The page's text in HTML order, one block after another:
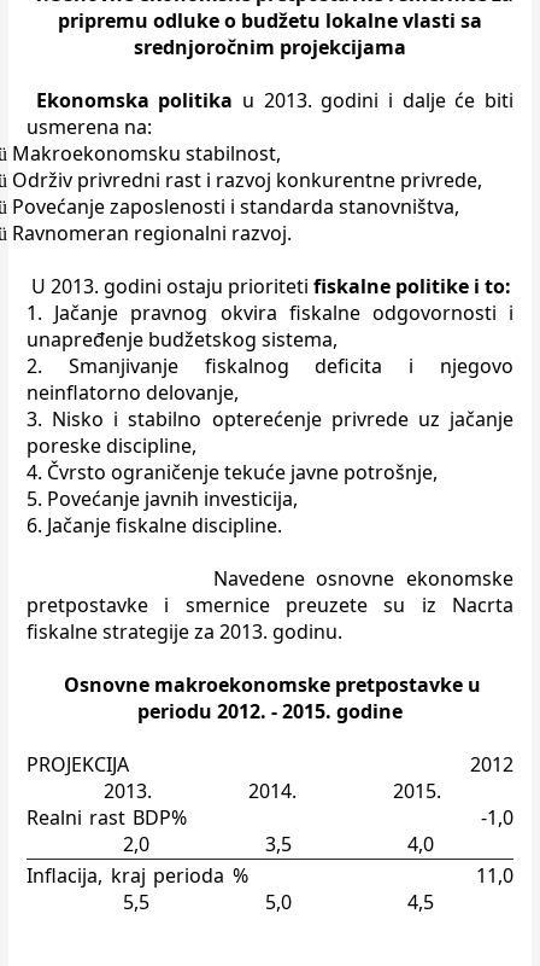
pripremu odluke o budžetu lokalne vlasti sa
srednjoročnim projekcijama
Ekonomska politika u 2013. godini i dalje će biti
usmerena na:
Makroekonomsku stabilnost,
Održiv privredni rast i razvoj konkurentne privrede,
Povećanje zaposlenosti i standarda stanovništva,
Ravnomeran regionalni razvoj.
U 2013. godini ostaju prioriteti fiskalne politike i to:
1. Jačanje pravnog okvira fiskalne odgovornosti i
unapređenje budžetskog sistema,
2. Smanjivanje fiskalnog deficita i njegovo
neinflatorno delovanje,
3. Nisko i stabilno opterećenje privrede uz jačanje
poreske discipline,
4. Čvrsto ograničenje tekuće javne potrošnje,
5. Povećanje javnih investicija,
6. Jačanje fiskalne discipline.
Navedene osnovne ekonomske
pretpostavke i smernice preuzete su iz Nacrta
fiskalne strategije za 2013. godinu.
Osnovne makroekonomske pretpostavke u
periodu 2012. - 2015. godine
PROJEKCIJA
2012
2013.
2014.
2015.
Realni rast BDP%
-1,0
2,0
3,5
4,0
Inflacija, kraj perioda %
11,0
5,5
5,0 4,5